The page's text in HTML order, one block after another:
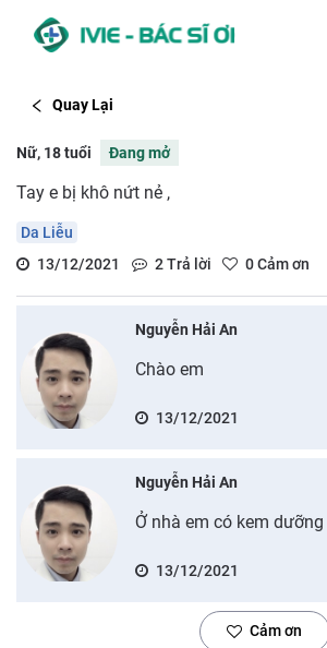
Quay Lại
Nữ, 18 tuổi Đang mở
Tay e bị khô nứt nẻ ,
Da Liễu
13/12/2021
2Trả lời 0Cảm ơn
Nguyễn Hải An
Chào em
13/12/2021
Nguyễn Hải An
Ở nhà em có kem
13/12/2021
Cảm ơn